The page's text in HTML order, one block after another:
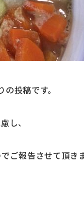
投稿です。
し、
ご報告させて頂き